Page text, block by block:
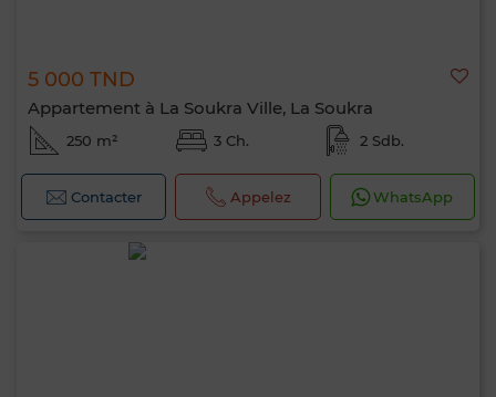
5 000 TND
Appartement à La Soukra Ville, La Soukra
250 m² 3 Ch. 2 Sdb.
Contacter Appelez WhatsApp